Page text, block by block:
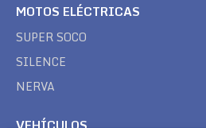
MOTOS ELÉCTRICAS
SUPER SOCO
SILENCE
NERVA